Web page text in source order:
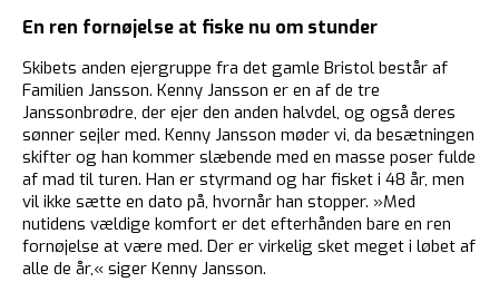
En ren fornøjelse at fiske nu om stunder
Skibets anden ejergruppe fra det gamle Bristol består af
Familien Jansson. Kenny Jansson er en af de tre
Janssonbrødre, der ejer den anden halvdel, og også deres
sønner sejler med. Kenny Jansson møder vi, da besætningen
skifter og han kommer slæbende med en masse poser fulde
af mad til turen. Han er styrmand og har fisket i 48 år, men
vil ikke sætte en dato på, hvornår han stopper. »Med
nutidens vældige komfort er det efterhånden bare en ren
fornøjelse at være med. Der er virkelig sket meget i løbet af
alle de år,« siger Kenny Jansson.